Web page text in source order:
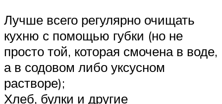
Лучше всего регулярно очищать
кухню с помощью губки (но не
просто той, которая смочена в воде,
а в содовом либо уксусном
растворе);
Хлеб, булки и другие